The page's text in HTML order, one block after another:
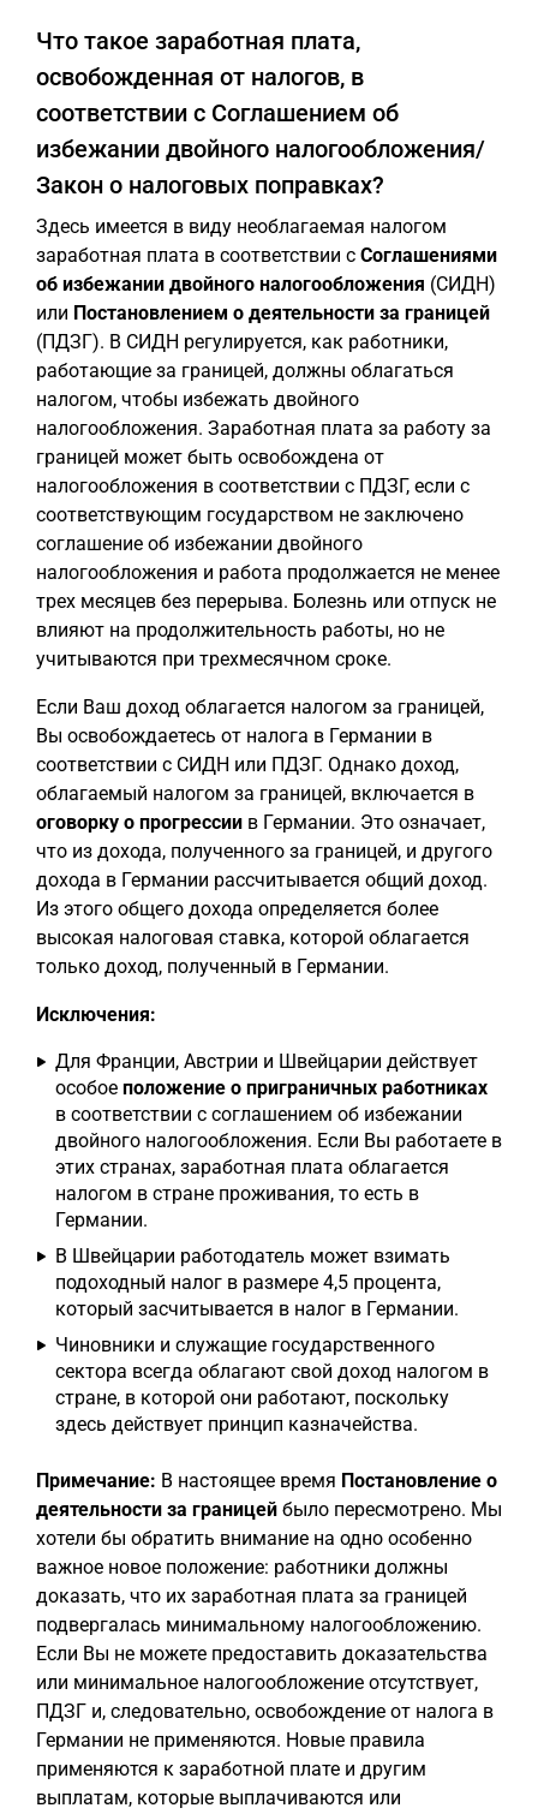
Что такое заработная плата,
освобожденная от налогов, в
соответствии с Соглашением об
избежании двойного налогообложения/
Закон о налоговых поправках?
Здесь имеется в виду необлагаемая налогом
заработная плата в соответствии с Соглашениями
об избежании двойного налогообложения (СИДН)
или Постановлением о деятельности за границей
(ПДЗГ). В СИДН регулируется, как работники,
работающие за границей, должны облагаться
налогом, чтобы избежать двойного
налогообложения. Заработная плата за работу за
границей может быть освобождена от
налогообложения в соответствии с ПДЗГ, если с
соответствующим государством не заключено
соглашение об избежании двойного
налогообложения и работа продолжается не менее
трех месяцев без перерыва. Болезнь или отпуск не
влияют на продолжительность работы, но не
учитываются при трехмесячном сроке.
Если Ваш доход облагается налогом за границей,
Вы освобождаетесь от налога в Германии в
соответствии с СИДН или ПДЗГ. Однако доход,
облагаемый налогом за границей, включается в
оговорку о прогрессии в Германии. Это означает,
что из дохода, полученного за границей, и другого
дохода в Германии рассчитывается общий доход.
Из этого общего дохода определяется более
высокая налоговая ставка, которой облагается
только доход, полученный в Германии.
Исключения:
Для Франции, Австрии и Швейцарии действует
особое положение о приграничных работниках
в соответствии с соглашением об избежании
двойного налогообложения. Если Вы работаете в
этих странах, заработная плата облагается
налогом в стране проживания, то есть в
Германии.
В Швейцарии работодатель может взимать
подоходный налог в размере 4,5 процента,
который засчитывается в налог в Германии.
Чиновники и служащие государственного
сектора всегда облагают свой доход налогом в
стране, в которой они работают, поскольку
здесь действует принцип казначейства.
Примечание: В настоящее время Постановление о
деятельности за границей было пересмотрено. Мы
хотели бы обратить внимание на одно особенно
важное новое положение: работники должны
доказать, что их заработная плата за границей
подвергалась минимальному налогообложению.
Если Вы не можете предоставить доказательства
или минимальное налогообложение отсутствует,
ПДЗГ и, следовательно, освобождение от налога в
Германии не применяются. Новые правила
применяются к заработной плате и другим
выплатам, которые выплачиваются или